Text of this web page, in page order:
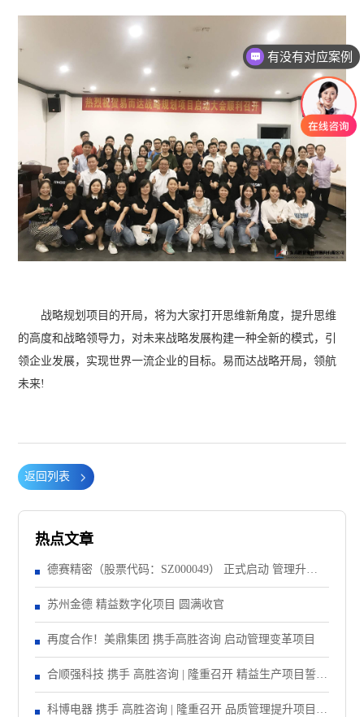
战略规划项目的开局，将为大家打开思维新角度，提升思维
的高度和战略领导力，对未来战略发展构建一种全新的模式，引
领企业发展，实现世界一流企业的目标。易而达战略开局，领航
未来!
返回列表
热点文章
德赛精密（股票代码：SZ000049） 正式启动 管理升级&
精益注塑项目！
苏州金德 精益数字化项目 圆满收官
再度合作！美鼎集团 携手高胜咨询 启动管理变革项目
合顺强科技 携手 高胜咨询 | 隆重召开 精益生产项目誓师
大会！
科博电器 携手 高胜咨询 | 隆重召开 品质管理提升项目启
有没有对应案例